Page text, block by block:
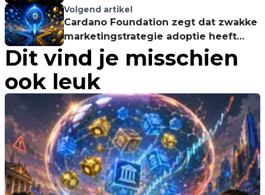
Volgend artikel
Cardano Foundation zegt dat zwakke
marketingstrategie adoptie heeft
geremd
Dit vind je misschien
ook leuk